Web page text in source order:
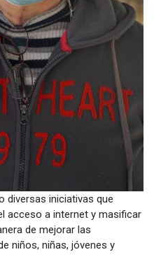
diversas iniciativas que
acceso a internet y masificar
de mejorar las
niños, niñas, jóvenes y